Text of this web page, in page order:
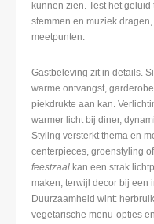
kunnen zien. Test het
stemmen en muziek
meetpunten.
Gastbeleving zit in details.
warme ontvangst,
piekdrukte aan kan.
warmer licht bij diner,
Styling versterkt thema en
centerpieces, groenstyling
feestzaal kan een strak
maken, terwijl decor bij een
Duurzaamheid wint:
vegetarische menu-opties